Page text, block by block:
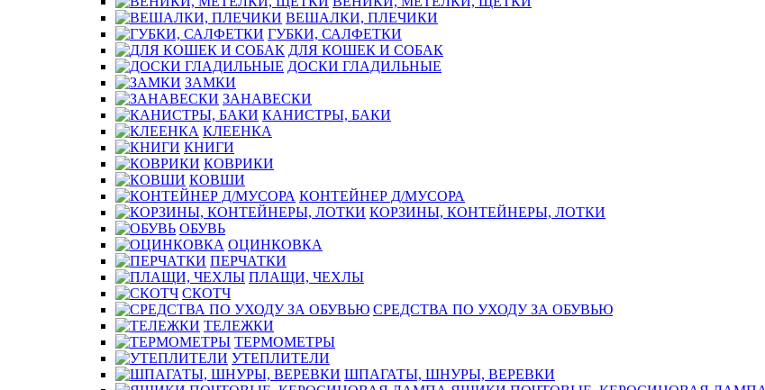
ВЕШАЛКИ, ПЛЕЧИКИ
ГУБКИ, САЛФЕТКИ
ДЛЯ КОШЕК И СОБАК
ДОСКИ ГЛАДИЛЬНЫЕ
ЗАМКИ
ЗАНАВЕСКИ
КАНИСТРЫ, БАКИ
КЛЕЕНКА
КНИГИ
КОВРИКИ
КОВШИ
КОНТЕЙНЕР Д/МУСОРА
КОРЗИНЫ, КОНТЕЙНЕРЫ, ЛОТКИ
ОБУВЬ
ОЦИНКОВКА
ПЕРЧАТКИ
ПЛАЩИ, ЧЕХЛЫ
СКОТЧ
СРЕДСТВА ПО УХОДУ ЗА ОБУВЬЮ
ТЕЛЕЖКИ
ТЕРМОМЕТРЫ
УТЕПЛИТЕЛИ
ШПАГАТЫ, ШНУРЫ, ВЕРЕВКИ